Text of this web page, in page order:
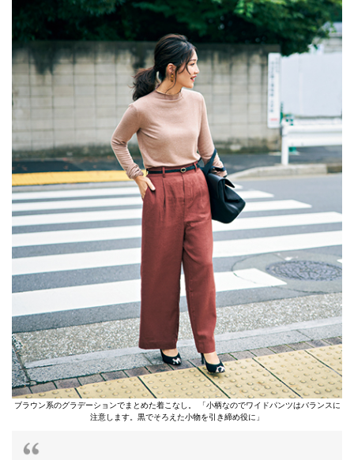
ブラウン系のグラデーションでまとめた着こなし。 「小柄なのでワイドパンツはバランスに
注意します。黒でそろえた小物を引き締め役に」